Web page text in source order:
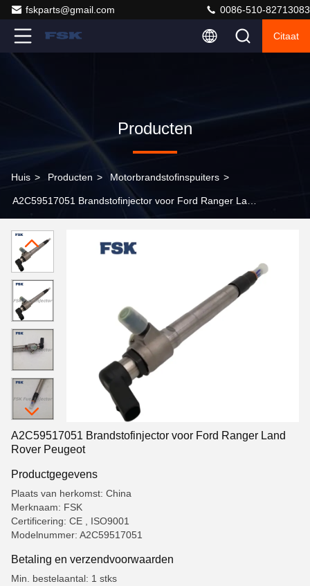
fskparts@gmail.com 0086-510-82713083
Citaat
Producten
Huis > Producten > Motorbrandstofinspuiters >
A2C59517051 Brandstofinjector voor Ford Ranger Land
A2C59517051 Brandstofinjector voor Ford Ranger Land
Rover Peugeot
Productgegevens
Plaats van herkomst: China
Merknaam: FSK
Certificering: CE , ISO9001
Modelnummer: A2C59517051
Betaling en verzendvoorwaarden
Min. bestelaantal: 1 stks